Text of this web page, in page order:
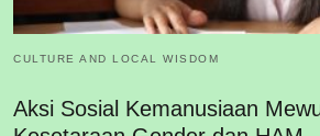
CULTURE AND LOCAL WISDOM
Aksi Sosial Kemanusiaan